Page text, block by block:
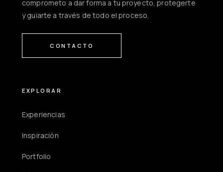
comprometo a dar forma a tu proyecto, protegerte
y guiarte a través de todo el proceso.
CONTACTO
EXPLORAR
Experiencias
Inspiración
Portfolio